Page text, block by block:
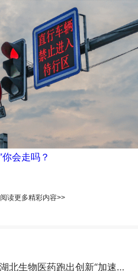
会走吗？
阅读更多精彩内容>>
争做高质量发展优等生 | 湖北生物医药跑出创新“加速度”